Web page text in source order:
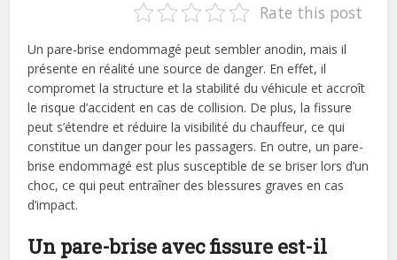
Rate this post
Un pare-brise endommagé peut sembler anodin, mais il
présente en réalité une source de danger. En effet, il
compromet la structure et la stabilité du véhicule et accroît
le risque d’accident en cas de collision. De plus, la fissure
peut s’étendre et réduire la visibilité du chauffeur, ce qui
constitue un danger pour les passagers. En outre, un pare-
brise endommagé est plus susceptible de se briser lors d’un
choc, ce qui peut entraîner des blessures graves en cas
d’impact.
Un pare-brise avec fissure est-il